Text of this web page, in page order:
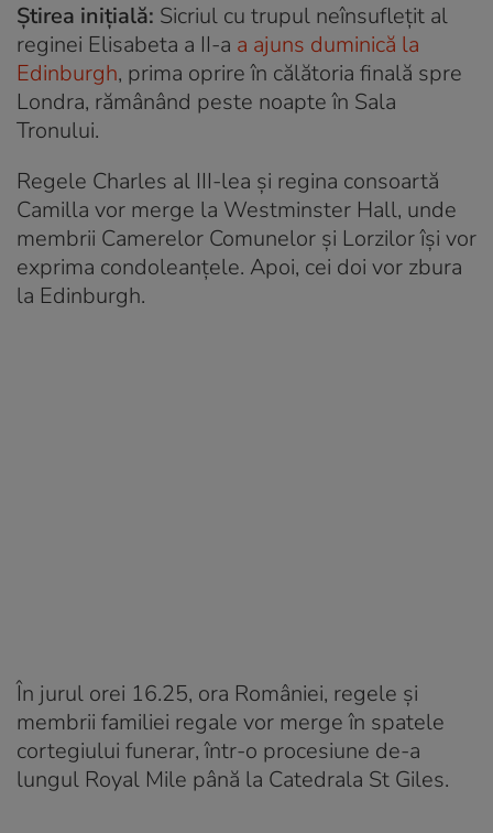
Știrea inițială: Sicriul cu trupul neînsuflețit al
reginei Elisabeta a II-a a ajuns duminică la
Edinburgh, prima oprire în călătoria finală spre
Londra, rămânând peste noapte în Sala
Tronului.
Regele Charles al III-lea și regina consoartă
Camilla vor merge la Westminster Hall, unde
membrii Camerelor Comunelor și Lorzilor își vor
exprima condoleanțele. Apoi, cei doi vor zbura
la Edinburgh.
În jurul orei 16.25, ora României, regele şi
membrii familiei regale vor merge în spatele
cortegiului funerar, într-o procesiune de-a
lungul Royal Mile până la Catedrala St Giles.